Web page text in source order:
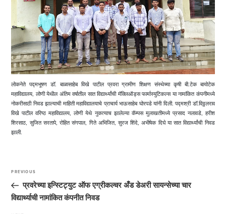
लोकनेते पद्मभूषण डॉ. बाळासाहेब विखे पाटील प्रवरा ग्रामीण शिक्षण संस्थेच्या कृषी बी.टेक बायोटेक
महाविद्यालय, लोणी येथील अंतिम वर्षातील सात विद्यार्थ्यांची मॅक्लिऑड्स फार्मास्युटिकल्स या नामांकित कंपनीमध्ये
नोकरीसाठी निवड झाल्याची माहिती महाविद्यालयाचे प्राचार्य भाऊसाहेब घोरपडे यांनी दिली. पद्मश्री डॉ.विठ्ठलराव
विखे पाटील वरिष्ठ महाविद्यालय, लोणी येथे नुकत्याच झालेल्या कॅम्पस मुलाखतीमध्ये प्रसाद नलावडे, हरीश
शिरसाठ, सुजित सरतापे, रोहित संगपाल, गिते अभिजित, सुरज शिंदे, अभीषेक दिघे या सात विद्यार्थ्यांची निवड
झाली.
navigation
Previous
Post
PREVIOUS
प्रवरेच्या इन्स्टिट्युट ऑफ एग्रीकल्चर अँड डेअरी सायन्सेच्या चार
विद्यार्थ्याची नामांकित कंपनीत निवड